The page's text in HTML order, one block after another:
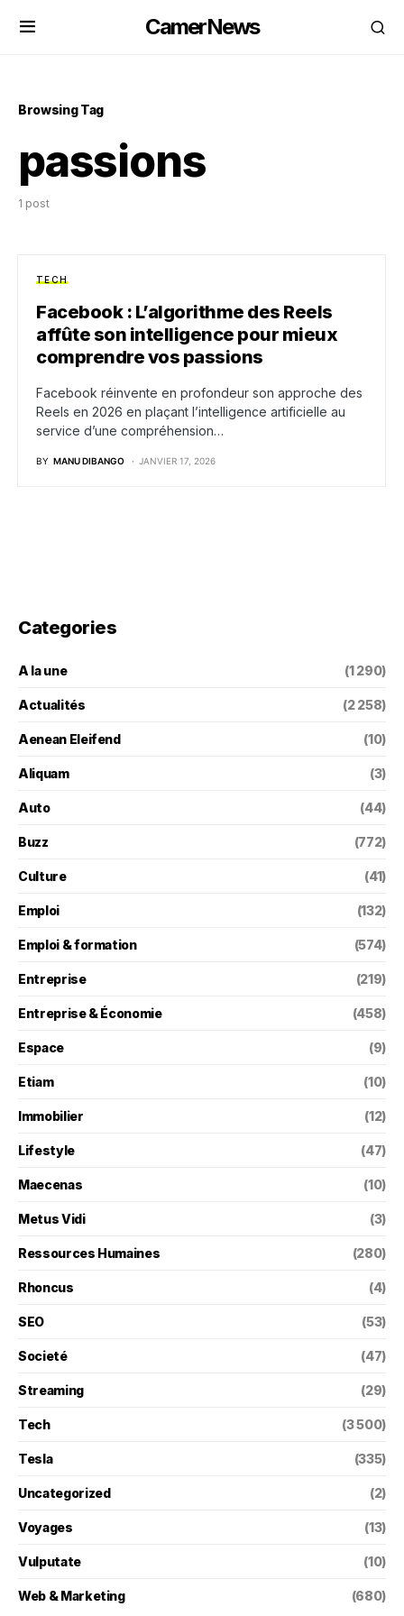
CamerNews
Browsing Tag
passions
1 post
TECH
Facebook : L’algorithme des Reels
affûte son intelligence pour mieux
comprendre vos passions
Facebook réinvente en profondeur son approche des
Reels en 2026 en plaçant l’intelligence artificielle au
service d’une compréhension…
BY MANU DIBANGO JANVIER 17, 2026
Categories
A la une (1 290)
Actualités (2 258)
Aenean Eleifend (10)
Aliquam (3)
Auto (44)
Buzz (772)
Culture (41)
Emploi (132)
Emploi & formation (574)
Entreprise (219)
Entreprise & Économie (458)
Espace (9)
Etiam (10)
Immobilier (12)
Lifestyle (47)
Maecenas (10)
Metus Vidi (3)
Ressources Humaines (280)
Rhoncus (4)
SEO (53)
Societé (47)
Streaming (29)
Tech (3 500)
Tesla (335)
Uncategorized (2)
Voyages (13)
Vulputate (10)
Web & Marketing (680)